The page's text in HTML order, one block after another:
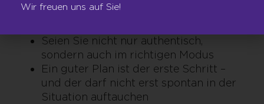
Rumgestammel vor Ihrem eigentlichen
Seien Sie nicht nur authentisch,
sondern auch im richtigen Modus
Ein guter Plan ist der erste Schritt –
und der darf nicht erst spontan in der
Situation auftauchen
Wir freuen uns auf Sie!